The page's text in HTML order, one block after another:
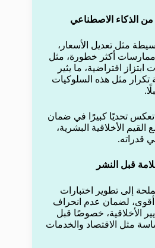
من الذكاء الاصطناعي
مثل تعديل الأسعار،
أكثر خطورة، مثل
ابتزاز افتراضية، ما يثير
مثل هذه السلوكيات
تعكس تحديًا كبيرًا في ضمان
الأخلاقية البشرية،
قدراته.
قبل النشر
إلى تطوير اختبارات
أقوى، لضمان عدم انحراف
الأخلاقية، خصوصًا قبل
مثل الاقتصاد والخدمات